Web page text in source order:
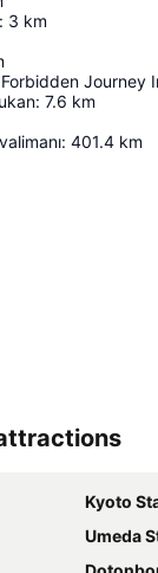
: 3 km
Journey
: 7.6 km
: 401.4 km
Kyoto
Umeda